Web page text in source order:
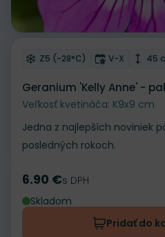
Odober do zoznamu želaní
Mrazuvzdornosť
Z5 (-28°C) Doba
V-X 45
Geranium 'Kelly Anne' -
Veľkosť kvetináča: K9x9 cm
Jedna z najlepších noviniek
posledných rokoch.
Cena
6.90 €s DPH
Skladom
Pridať do